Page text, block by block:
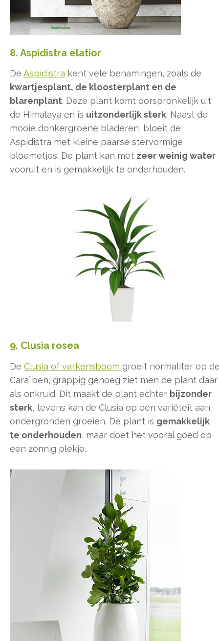
8. Aspidistra elatior
De Aspidistra kent vele benamingen, zoals de
kwartjesplant, de kloosterplant en de
blarenplant. Deze plant komt oorspronkelijk uit
de Himalaya en is uitzonderlijk sterk. Naast de
mooie donkergroene bladeren, bloeit de
Aspidistra met kleine paarse stervormige
bloemetjes. De plant kan met zeer weinig water
vooruit en is gemakkelijk te onderhouden.
9. Clusia rosea
De Clusia of varkensboom groeit normaliter op
Caraïben, grappig genoeg ziet men de plant daar
als onkruid. Dit maakt de plant echter bijzonder
sterk, tevens kan de Clusia op een variëteit aan
ondergronden groeien. De plant is gemakkelijk
te onderhouden, maar doet het vooral goed op
een zonnig plekje.